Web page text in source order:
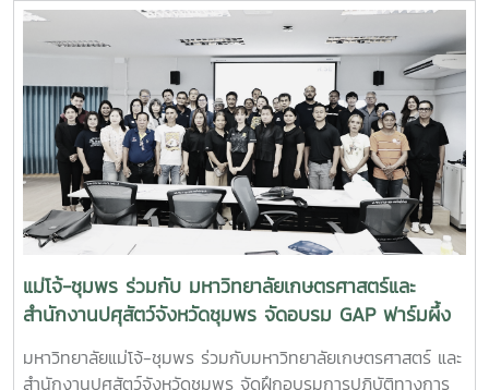
และการฟื้นฟูทรัพยากรปูม้าในพื้นที่ชายฝั่งนักศึกษาจะได้ลงพื้นที่
ปฏิบัติงานจริง ร่วมศึกษาวิจัยและทำกิจกรรมบริการวิชาการกับ
ชุมชน ภาคีเครือข่าย และหน่วยงานที่เกี่ยวข้อง เพื่อแลกเปลี่ยน
องค์ความรู้และร่วมกันพัฒนาแนวทางการอนุรักษ์ทรัพยากรทาง
ทะเล อันเป็นการสร้างประสบการณ์การเรียนรู้จากสถานการณ์
จริง พร้อมปลูกฝังความรับผิดชอบต่อสังคมและสิ่งแวดล้อม
แม่โจ้-ชุมพร ร่วมกับ มหาวิทยาลัยเกษตรศาสตร์และ
สำนักงานปศุสัตว์จังหวัดชุมพร จัดอบรม GAP ฟาร์มผึ้ง
ชันโรง ยกระดับมาตรฐานการเลี้ยงสู่การพัฒนาเศรษฐกิจ
ชุมชนอย่างยั่งยืน
มหาวิทยาลัยแม่โจ้-ชุมพร ร่วมกับมหาวิทยาลัยเกษตรศาสตร์ และ
สำนักงานปศุสัตว์จังหวัดชุมพร จัดฝึกอบรมการปฏิบัติทางการ